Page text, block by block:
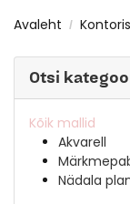
Avaleht
Otsi
Kõik mallid
Akvarell
Nädala